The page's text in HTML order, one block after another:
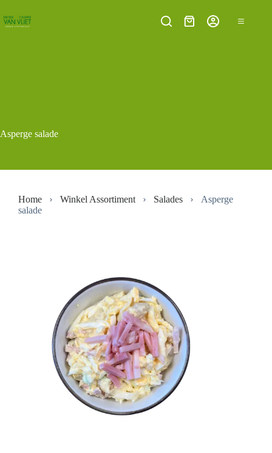
naar
de
Winkelwagen
Asperge salade
Home Winkel Assortiment Salades
Asperge
salade